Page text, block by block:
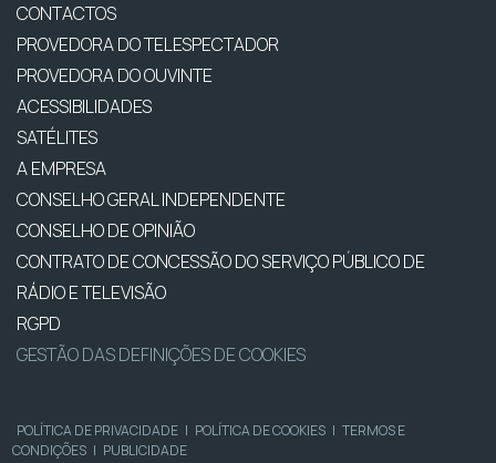
CONTACTOS
PROVEDORA DO TELESPECTADOR
PROVEDORA DO OUVINTE
ACESSIBILIDADES
SATÉLITES
A EMPRESA
CONSELHO GERAL INDEPENDENTE
CONSELHO DE OPINIÃO
CONTRATO DE CONCESSÃO DO SERVIÇO PÚBLICO DE
RÁDIO E TELEVISÃO
RGPD
GESTÃO DAS DEFINIÇÕES DE COOKIES
POLÍTICA DE PRIVACIDADE | POLÍTICA DE COOKIES | TERMOS E
CONDIÇÕES | PUBLICIDADE